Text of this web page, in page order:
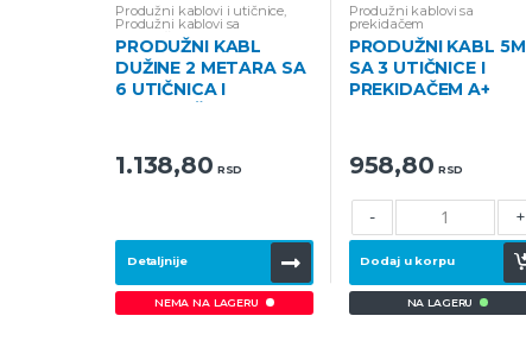
Produžni kablovi i utičnice
Produžni kablovi sa
prekidačem
PRODUŽNI KABL
DUŽINE 2 METARA SA
6 UTIČNICA I
1.138,80 RSD
Detaljnije
NEMA NA LAGERU
Produžni kablovi sa
prekidačem
PRODUŽNI KABL 5M
SA 3 UTIČNICE I
PREKIDAČEM A+
958,80 RSD
- +
Dodaj u korpu
NA LAGERU